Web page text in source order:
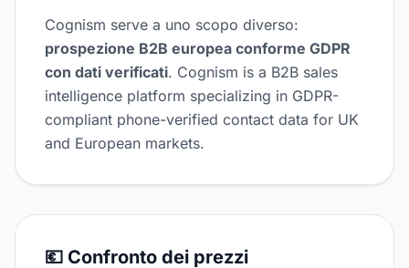
Cognism serve a uno scopo diverso:
prospezione B2B europea conforme GDPR
con dati verificati. Cognism is a B2B sales
intelligence platform specializing in GDPR-
compliant phone-verified contact data for UK
and European markets.
💶 Confronto dei prezzi